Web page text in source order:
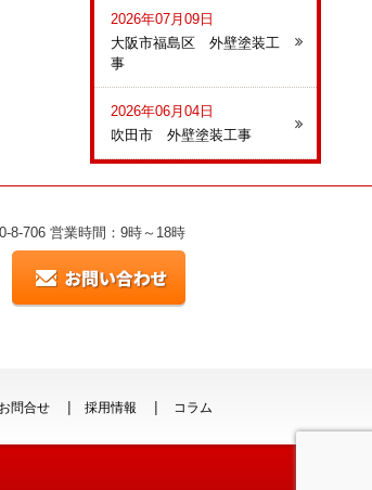
2026年07月09日
大阪市福島区 外壁塗装工
事
2026年06月04日
吹田市 外壁塗装工事
8-706 営業時間：9時～18時
問合せ 採用情報 コラム